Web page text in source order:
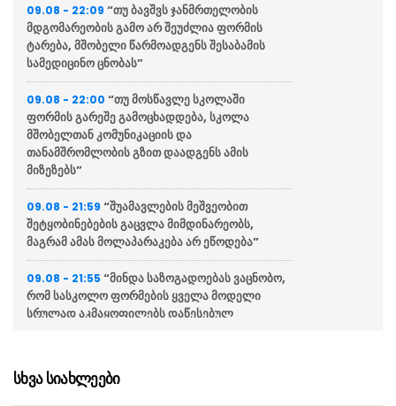
09.08 - 22:09 “თუ ბავშვს ჯანმრთელობის
მდგომარეობის გამო არ შეუძლია ფორმის
ტარება, მშობელი წარმოადგენს შესაბამის
სამედიცინო ცნობას”
09.08 - 22:00 “თუ მოსწავლე სკოლაში
ფორმის გარეშე გამოცხადდება, სკოლა
მშობელთან კომუნიკაციის და
თანამშრომლობის გზით დაადგენს ამის
მიზეზებს”
09.08 - 21:59 “შუამავლების მეშვეობით
შეტყობინებების გაცვლა მიმდინარეობს,
მაგრამ ამას მოლაპარაკება არ ეწოდება”
09.08 - 21:55 “მინდა საზოგადოებას ვაცნობო,
რომ სასკოლო ფორმების ყველა მოდელი
სრულად აკმაყოფილებს დაწესებულ
09.08 - 20:44უკრაინაში ტყვეობაში 50-ზე
მეტი უცხო ქვეყნის მოქალაქე იმყოფება
სხვა სიახლეები